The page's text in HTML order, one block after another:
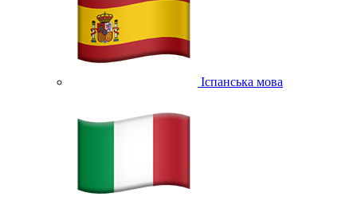
Іспанська мова